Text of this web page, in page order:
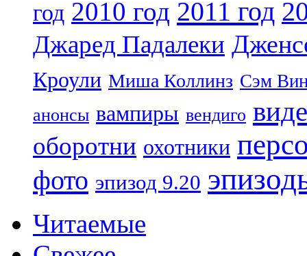
год 2010 год 2011 год
Джаред Падалеки
Кроули Миша Коллинз Сэм
анонсы вампиры вендиго
оборотни охотники
фото эпизод 9.20
Читаемые